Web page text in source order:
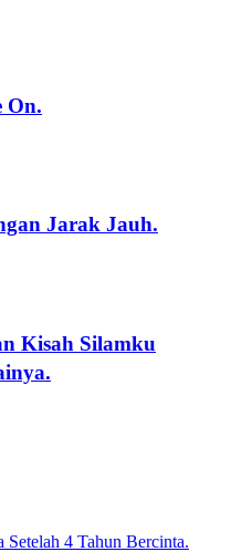
On.
Jarak Jauh.
Kisah Silamku
Setelah 4 Tahun Bercinta.